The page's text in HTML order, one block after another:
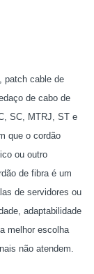
patch cable de
de cabo de
SC, MTRJ, ST e
que o cordão
ou outro
de fibra é um
de servidores ou
adaptabilidade
melhor escolha
não atendem.